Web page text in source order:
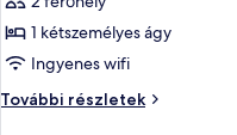
szoba
összes
képének
megtekintése:
1 kétszemélyes ágy
Ingyenes wifi
További részletek
Szoba